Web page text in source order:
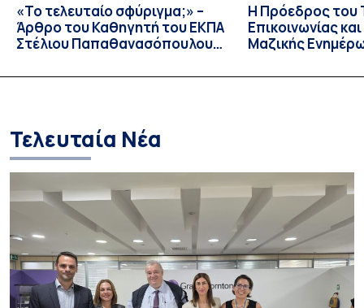
«Το τελευταίο σφύριγμα;» –
Άρθρο του Καθηγητή του ΕΚΠΑ
Στέλιου Παπαθανασόπουλου
Η Πρόεδρος του
Επικοινωνίας
Μαζικής
Καθηγήτρια
Τελευταία Νέα